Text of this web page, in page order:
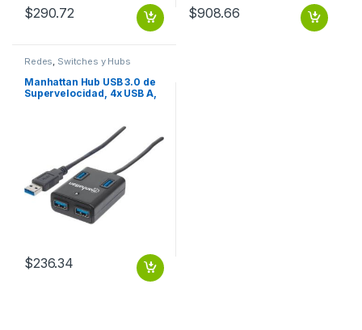
$290.72 $908.66
Redes, Switches y Hubs
Manhattan Hub USB 3.0 de
Supervelocidad, 4x USB A,
$236.34